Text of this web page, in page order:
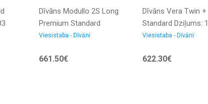
42
Dīvāns Modullo 2S Long
Premium Standard
Dziļums: 104 cm,
Izvēlieties stūra
Viesistaba - Dīvāni
661.50€
Dīvāns Vera Twin
Standard Dziļums:
cm, Guļamvietas
Platums: 302 cm,
Viesistaba - Dīvāni
622.30€